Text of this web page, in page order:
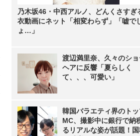
乃木坂46・中西アルノ、どんくさすぎ
衣動画にネット「相変わらず」「嘘で
ょ…」
渡辺満里奈、久々のショ
ヘアに反響「夏らしく
て、、、可愛い」
韓国バラエティ界のト
MC、撮影中に銀行で納
るリアルな姿が話題！